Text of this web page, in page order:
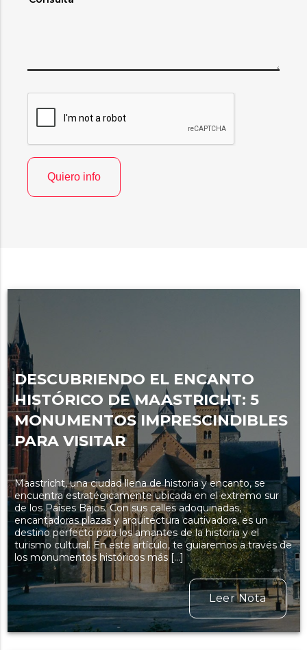
DESCUBRIENDO EL ENCANTO
HISTÓRICO DE MAASTRICHT: 5
MONUMENTOS IMPRESCINDIBLES
PARA VISITAR
Maastricht, una ciudad llena de historia y encanto, se
encuentra estratégicamente ubicada en el extremo sur
de los Países Bajos. Con sus calles adoquinadas,
encantadoras plazas y arquitectura cautivadora, es un
destino perfecto para los amantes de la historia y el
turismo cultural. En este artículo, te guiaremos a través de
los monumentos históricos más […]
Leer Nota